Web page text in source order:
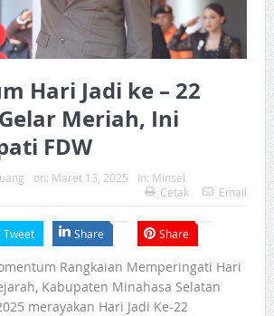
Hari Jadi ke – 22
Meriah, Ini
FDW
on: Maret 13, 2025 In: Minsel
Cetak Email
Tweet Share Share
Rangkaian Memperingati Hari
Kabupaten Minahasa Selatan
merayakan Hari Jadi Ke-22